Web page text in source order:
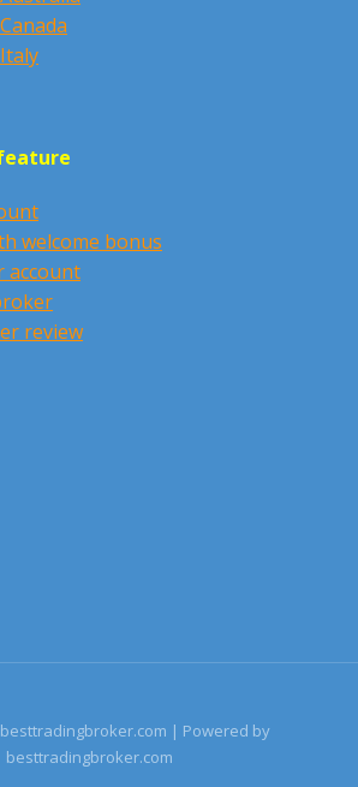
welcome bonus
account
review
| Powered by
besttradingbroker.com